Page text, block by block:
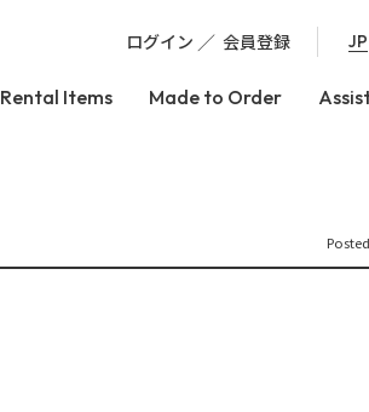
ログイン 会員登録 JP
Rental Items Made to Order